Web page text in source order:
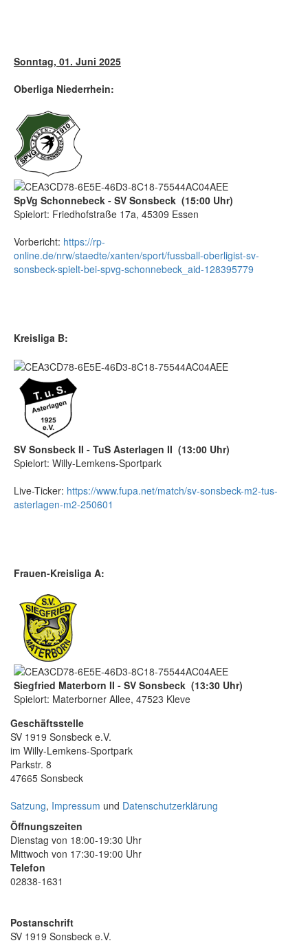
Sonntag, 01. Juni 2025
Oberliga Niederrhein:
SpVg Schonnebeck - SV Sonsbeck (15:00 Uhr)
Spielort: Friedhofstraße 17a, 45309 Essen
Vorbericht: https://rp-
online.de/nrw/staedte/xanten/sport/fussball-oberligist-sv-
sonsbeck-spielt-bei-spvg-schonnebeck_aid-128395779
Kreisliga B:
SV Sonsbeck II - TuS Asterlagen II (13:00 Uhr)
Spielort: Willy-Lemkens-Sportpark
Live-Ticker: https://www.fupa.net/match/sv-sonsbeck-m2-tus-
asterlagen-m2-250601
Frauen-Kreisliga A:
Siegfried Materborn II - SV Sonsbeck (13:30 Uhr)
Spielort: Materborner Allee, 47523 Kleve
Geschäftsstelle
SV 1919 Sonsbeck e.V.
im Willy-Lemkens-Sportpark
Parkstr. 8
47665 Sonsbeck
Satzung, Impressum und Datenschutzerklärung
Öffnungszeiten
Dienstag von 18:00-19:30 Uhr
Mittwoch von 17:30-19:00 Uhr
Telefon
02838-1631
Postanschrift
SV 1919 Sonsbeck e.V.